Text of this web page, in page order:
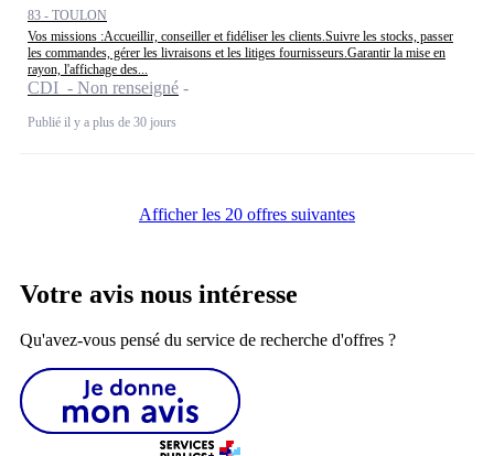
83 - TOULON
Vos missions :Accueillir, conseiller et fidéliser les clients.Suivre les stocks, passer
les commandes, gérer les livraisons et les litiges fournisseurs.Garantir la mise en
rayon, l'affichage des...
CDI - Non renseigné
Publié il y a plus de 30 jours
Afficher les 20 offres suivantes
Votre avis nous intéresse
Qu'avez-vous pensé du service de recherche d'offres ?